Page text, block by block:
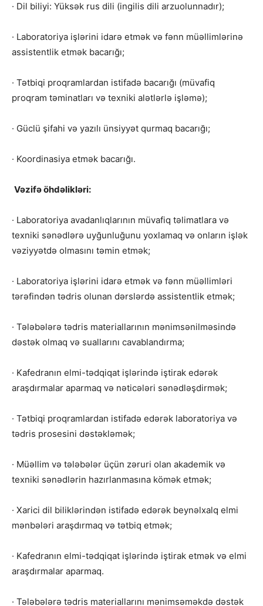
· Dil biliyi: Yüksək rus dili (ingilis dili arzuolunnadır);
· Laboratoriya işlərini idarə etmək və fənn müəllimlərinə
assistentlik etmək bacarığı;
· Tətbiqi proqramlardan istifadə bacarığı (müvafiq
proqram təminatları və texniki alətlərlə işləmə);
· Güclü şifahi və yazılı ünsiyyət qurmaq bacarığı;
· Koordinasiya etmək bacarığı.
Vəzifə öhdəlikləri:
· Laboratoriya avadanlıqlarının müvafiq təlimatlara və
texniki sənədlərə uyğunluğunu yoxlamaq və onların işlək
vəziyyətdə olmasını təmin etmək;
· Laboratoriya işlərini idarə etmək və fənn müəllimləri
tərəfindən tədris olunan dərslərdə assistentlik etmək;
· Tələbələrə tədris materiallarının mənimsənilməsində
dəstək olmaq və suallarını cavablandırma;
· Kafedranın elmi-tədqiqat işlərində iştirak edərək
araşdırmalar aparmaq və nəticələri sənədləşdirmək;
· Tətbiqi proqramlardan istifadə edərək laboratoriya və
tədris prosesini dəstəkləmək;
· Müəllim və tələbələr üçün zəruri olan akademik və
texniki sənədlərin hazırlanmasına kömək etmək;
· Xarici dil biliklərindən istifadə edərək beynəlxalq elmi
mənbələri araşdırmaq və tətbiq etmək;
· Kafedranın elmi-tədqiqat işlərində iştirak etmək və elmi
araşdırmalar aparmaq.
· Tələbələrə tədris materiallarını mənimsəməkdə dəstək